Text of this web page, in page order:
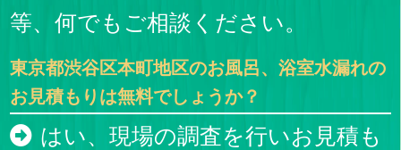
等、何でもご相談ください。
東京都渋谷区本町地区のお風呂、浴室水漏れの
お見積もりは無料でしょうか？
はい、現場の調査を行いお見積も